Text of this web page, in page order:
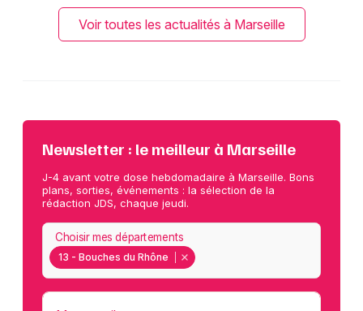
Voir toutes les actualités à Marseille
Newsletter : le meilleur à Marseille
J-4 avant votre dose hebdomadaire à Marseille. Bons
plans, sorties, événements : la sélection de la
rédaction JDS, chaque jeudi.
13 - Bouches du Rhône
Choisir mes départements